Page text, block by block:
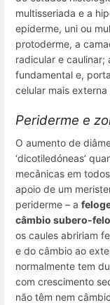
multisseriada e a
epiderme, uni ou
protoderme, a
radicular e caulinar;
fundamental e,
celular mais
Periderme e
O aumento de
‘dicotiledóneas’
mecânicas em
apoio de um
periderme – a
câmbio subero-
os caules abririam
e do câmbio ao
normalmente tem
com crescimento
não têm nem